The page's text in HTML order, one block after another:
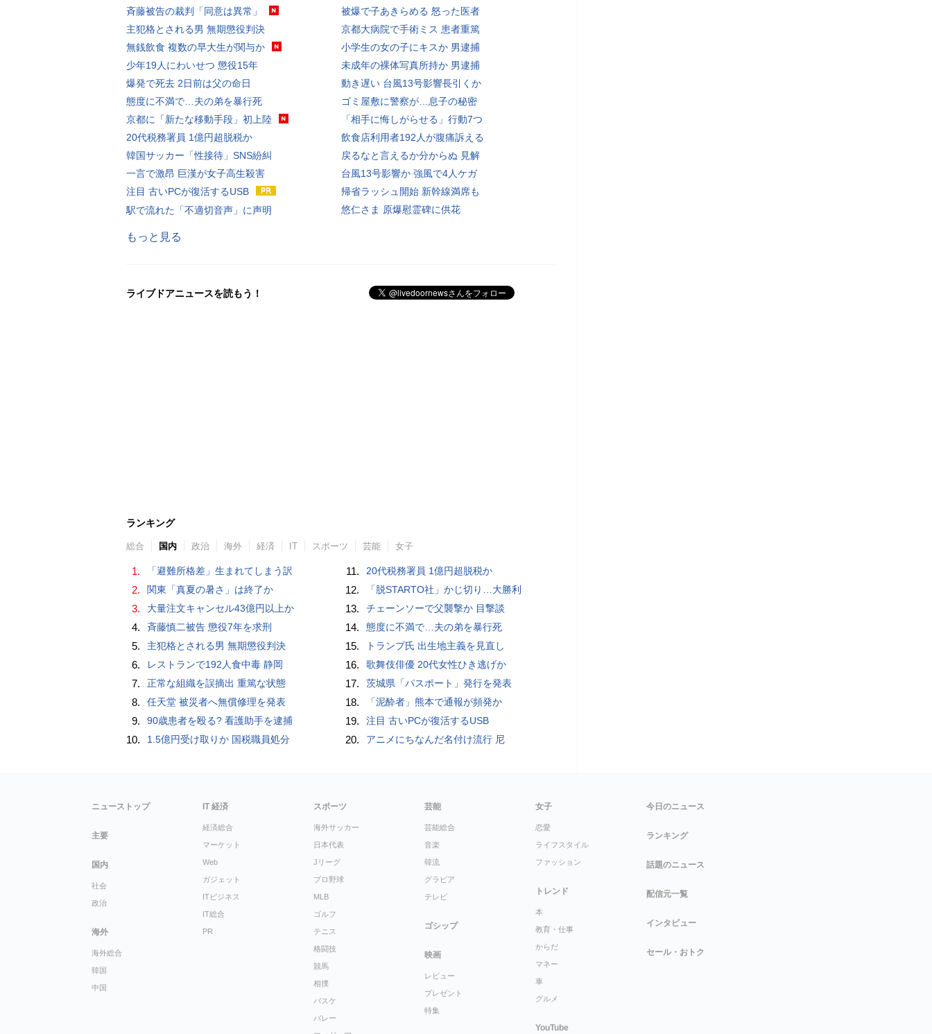
斉藤被告の裁判「同意は異常」
主犯格とされる男 無期懲役判決
無銭飲食 複数の早大生が関与か
少年19人にわいせつ 懲役15年
爆発で死去 2日前は父の命日
態度に不満で…夫の弟を暴行死
京都に「新たな移動手段」初上陸
20代税務署員 1億円超脱税か
韓国サッカー「性接待」SNS紛糾
一言で激昂 巨漢が女子高生殺害
注目 古いPCが復活するUSB
駅で流れた「不適切音声」に声明
被爆で子あきらめる 怒った医者
京都大病院で手術ミス 患者重篤
小学生の女の子にキスか 男逮捕
未成年の裸体写真所持か 男逮捕
動き遅い 台風13号影響長引くか
ゴミ屋敷に警察が…息子の秘密
「相手に悔しがらせる」行動7つ
飲食店利用者192人が腹痛訴える
戻るなと言えるか分からぬ 見解
台風13号影響か 強風で4人ケガ
帰省ラッシュ開始 新幹線満席も
悠仁さま 原爆慰霊碑に供花
もっと見る
ライブドアニュースを読もう！
ランキング
総合 国内 政治 海外 経済 IT スポーツ 芸能 女子
1. 「避難所格差」生まれてしまう訳
2. 関東「真夏の暑さ」は終了か
3. 大量注文キャンセル43億円以上か
4. 斉藤慎二被告 懲役7年を求刑
5. 主犯格とされる男 無期懲役判決
6. レストランで192人食中毒 静岡
7. 正常な組織を誤摘出 重篤な状態
8. 任天堂 被災者へ無償修理を発表
9. 90歳患者を殴る? 看護助手を逮捕
10. 1.5億円受け取りか 国税職員処分
11. 20代税務署員 1億円超脱税か
12. 「脱STARTO社」かじ切り…大勝利
13. チェーンソーで父襲撃か 目撃談
14. 態度に不満で…夫の弟を暴行死
15. トランプ氏 出生地主義を見直し
16. 歌舞伎俳優 20代女性ひき逃げか
17. 茨城県「パスポート」発行を発表
18. 「泥酔者」熊本で通報が頻発か
19. 注目 古いPCが復活するUSB
20. アニメにちなんだ名付け流行 尼
ニューストップ
主要
国内
社会
政治
海外
海外総合
韓国
中国
IT 経済
経済総合
マーケット
Web
ガジェット
ITビジネス
IT総合
PR
スポーツ
海外サッカー
日本代表
Jリーグ
プロ野球
MLB
ゴルフ
テニス
格闘技
競馬
相撲
バスケ
バレー
芸能
芸能総合
音楽
韓流
グラビア
テレビ
ゴシップ
映画
レビュー
プレゼント
特集
女子
恋愛
ライフスタイル
ファッション
トレンド
本
教育・仕事
からだ
マネー
車
グルメ
YouTube
今日のニュース
ランキング
話題のニュース
配信元一覧
インタビュー
セール・おトク